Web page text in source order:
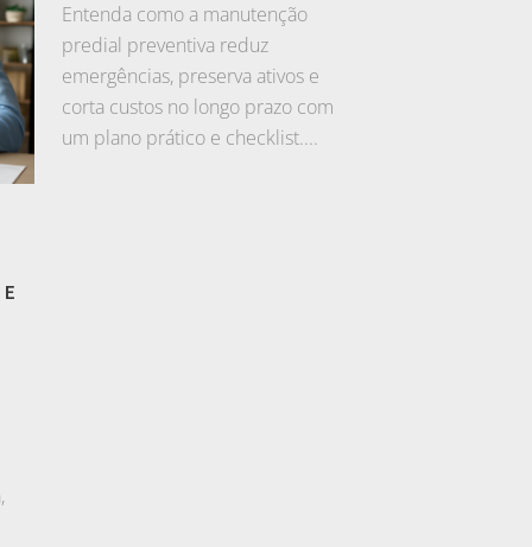
Entenda como a manutenção
predial preventiva reduz
emergências, preserva ativos e
corta custos no longo prazo com
um plano prático e checklist....